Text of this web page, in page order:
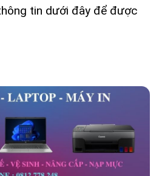
tin dưới đây để được